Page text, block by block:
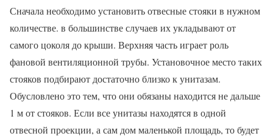
Сначала необходимо установить отвесные стояки в нужном
количестве. в большинстве случаев их укладывают от
самого цоколя до крыши. Верхняя часть играет роль
фановой вентиляционной трубы. Установочное место таких
стояков подбирают достаточно близко к унитазам.
Обусловлено это тем, что они обязаны находится не дальше
1 м от стояков. Если все унитазы находятся в одной
отвесной проекции, а сам дом маленькой площадь, то будет